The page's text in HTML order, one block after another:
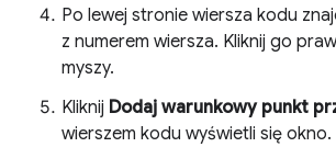
Po lewej stronie wiersza kodu
z numerem wiersza. Kliknij go
myszy.
Kliknij Dodaj warunkowy punkt
wierszem kodu wyświetli się okno.